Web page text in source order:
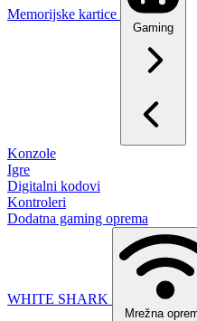
Memorijske kartice
Gaming
Konzole
Igre
Digitalni kodovi
Kontroleri
Dodatna gaming oprema
WHITE SHARK
Mrežna